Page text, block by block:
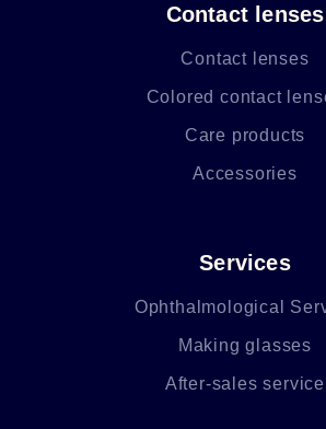
Contact lenses
Contact lenses
Colored contact
Care products
Accessories
Services
Ophthalmological
Making glasses
After-sales service